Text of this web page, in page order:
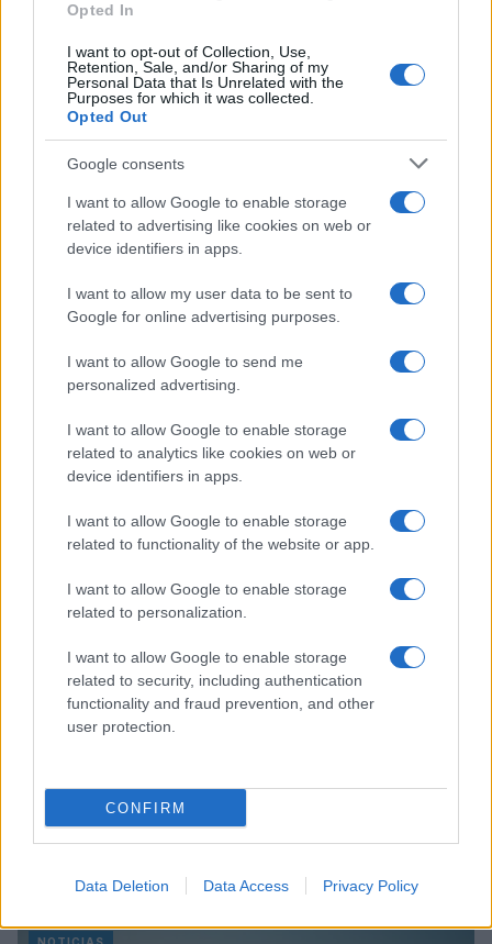
Opted In
I want to opt-out of Collection, Use,
Retention, Sale, and/or Sharing of my
Personal Data that Is Unrelated with the
Purposes for which it was collected.
Opted Out
Google consents
I want to allow Google to enable storage
related to advertising like cookies on web or
device identifiers in apps.
I want to allow my user data to be sent to
Google for online advertising purposes.
I want to allow Google to send me
personalized advertising.
I want to allow Google to enable storage
related to analytics like cookies on web or
device identifiers in apps.
I want to allow Google to enable storage
related to functionality of the website or app.
I want to allow Google to enable storage
related to personalization.
I want to allow Google to enable storage
related to security, including authentication
functionality and fraud prevention, and other
user protection.
CONFIRM
Data Deletion Data Access Privacy Policy
Sigue leyendo
NOTICIAS
Incidente de fuego en la Terminal 2 del aeropuerto
Lucía Marín · 4 Ago 2026